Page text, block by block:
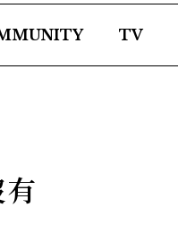
TV